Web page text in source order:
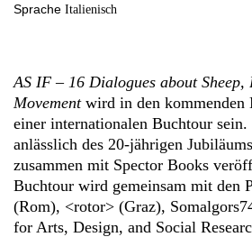
Sprache Italienisch
AS IF – 16 Dialogues about Sheep,
Movementwird in den kommenden
einer internationalen Buchtour
anlässlich des 20-jährigen
zusammen mit Spector Books
Buchtour wird gemeinsam mit den
(Rom), <rotor> (Graz),
for Arts, Design, and Social